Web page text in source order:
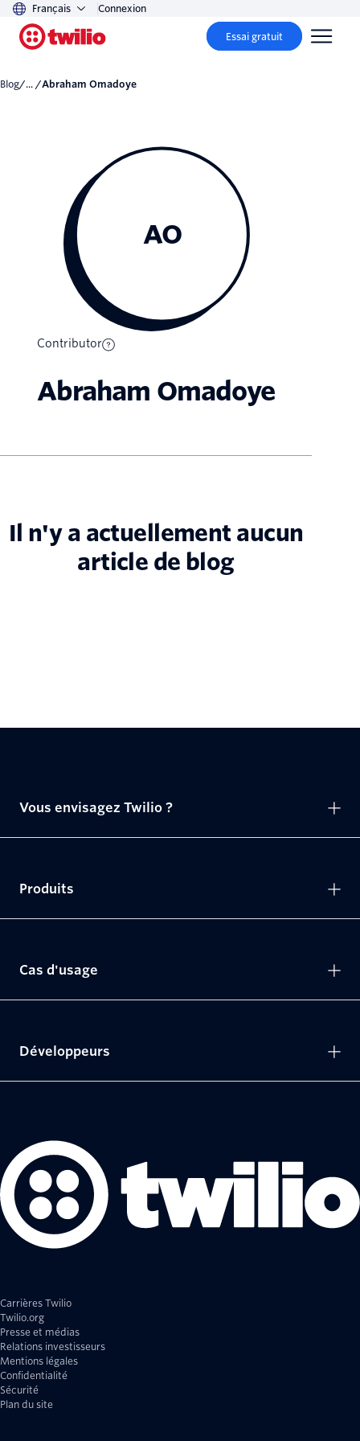
Français Connexion
Essai gratuit
Blog/... / Abraham Omadoye
AO
Contributor
Abraham Omadoye
Il n'y a actuellement aucun
article de blog
Carrières Twilio
Twilio.org
Presse et médias
Relations investisseurs
Mentions légales
Confidentialité
Sécurité
Plan du site
Vous envisagez Twilio ?
Produits
Cas d'usage
Développeurs